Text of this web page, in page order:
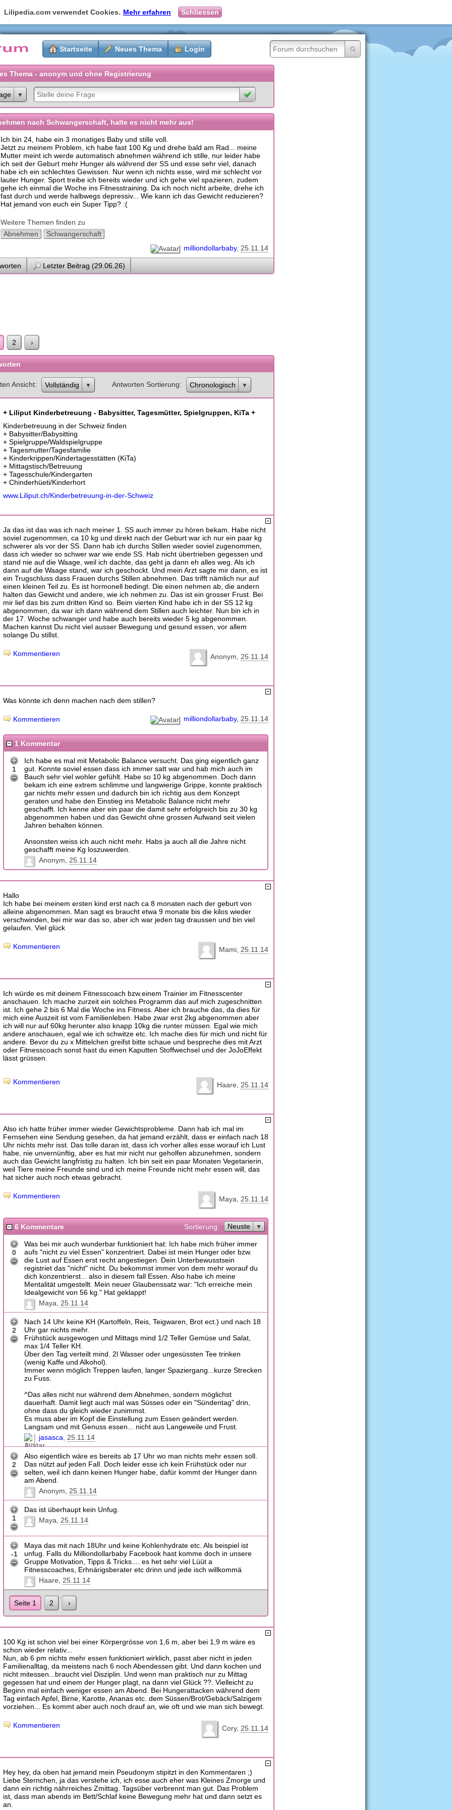
Lilipedia.com verwendet Cookies. Mehr erfahren Schliessen
Startseite Neues Thema Login
Thema - anonym und ohne Registrierung
nach Schwangerschaft, halte es nicht mehr aus!
Ich bin 24, habe ein 3 monatiges Baby und stille voll.
Jetzt zu meinem Problem, ich habe fast 100 Kg und drehe bald am Rad... meine
Mutter meint ich werde automatisch abnehmen während ich stille, nur leider habe
ich seit der Geburt mehr Hunger als während der SS und esse sehr viel, danach
habe ich ein schlechtes Gewissen. Nur wenn ich nichts esse, wird mir schlecht vor
lauter Hunger. Sport treibe ich bereits wieder und ich gehe viel spazieren, zudem
gehe ich einmal die Woche ins Fitnesstraining. Da ich noch nicht arbeite, drehe ich
fast durch und werde halbwegs depressiv... Wie kann ich das Gewicht reduzieren?
Hat jemand von euch ein Super Tipp? :(
Weitere Themen finden zu
Abnehmen
Schwangerschaft
milliondollarbaby 25.11.14
Letzter Beitrag (29.06.26)
2 ›
Ansicht Vollständig Antworten Sortierung Chronologisch
+ Liliput Kinderbetreuung - Babysitter, Tagesmütter, Spielgruppen, KiTa +
Kinderbetreuung in der Schweiz finden
+ Babysitter/Babysitting
+ Spielgruppe/Waldspielgruppe
+ Tagesmutter/Tagesfamilie
+ Kinderkrippen/Kindertagesstätten (KiTa)
+ Mittagstisch/Betreuung
+ Tagesschule/Kindergarten
+ Chinderhüeti/Kinderhort
www.Liliput.ch/Kinderbetreuung-in-der-Schweiz
Ja das ist das was ich nach meiner 1. SS auch immer zu hören bekam. Habe nicht
soviel zugenommen, ca 10 kg und direkt nach der Geburt war ich nur ein paar kg
schwerer als vor der SS. Dann hab ich durchs Stillen wieder soviel zugenommen,
dass ich wieder so schwer war wie ende SS. Hab nicht übertrieben gegessen und
stand nie auf die Waage, weil ich dachte, das geht ja dann eh alles weg. Als ich
dann auf die Waage stand, war ich geschockt. Und mein Arzt sagte mir dann, es ist
ein Trugschluss dass Frauen durchs Stillen abnehmen. Das trifft nämlich nur auf
einen kleinen Teil zu. Es ist hormonell bedingt. Die einen nehmen ab, die andern
halten das Gewicht und andere, wie ich nehmen zu. Das ist ein grosser Frust. Bei
mir lief das bis zum dritten Kind so. Beim vierten Kind habe ich in der SS 12 kg
abgenommen, da war ich dann während dem Stillen auch leichter. Nun bin ich in
der 17. Woche schwanger und habe auch bereits wieder 5 kg abgenommen.
Machen kannst Du nicht viel ausser Bewegung und gesund essen, vor allem
solange Du stillst.
Anonym 25.11.14
Kommentieren
Was könnte ich denn machen nach dem stillen?
milliondollarbaby 25.11.14
Kommentieren
1 Kommentar
1
Ich habe es mal mit Metabolic Balance versucht. Das ging eigentlich ganz
gut. Konnte soviel essen dass ich immer satt war und hab mich auch im
Bauch sehr viel wohler gefühlt. Habe so 10 kg abgenommen. Doch dann
bekam ich eine extrem schlimme und langwierige Grippe, konnte praktisch
gar nichts mehr essen und dadurch bin ich richtig aus dem Konzept
geraten und habe den Einstieg ins Metabolic Balance nicht mehr
geschafft. Ich kenne aber ein paar die damit sehr erfolgreich bis zu 30 kg
abgenommen haben und das Gewicht ohne grossen Aufwand seit vielen
Jahren behalten können.
Ansonsten weiss ich auch nicht mehr. Habs ja auch all die Jahre nicht
geschafft meine Kg loszuwerden.
Anonym 25.11.14
Hallo
Ich habe bei meinem ersten kind erst nach ca 8 monaten nach der geburt von
alleine abgenommen. Man sagt es braucht etwa 9 monate bis die kilos wieder
verschwinden, bei mir war das so, aber ich war jeden tag draussen und bin viel
gelaufen. Viel glück
Mami 25.11.14
Kommentieren
Ich würde es mit deinem Fitnesscoach bzw.einem Trainier im Fitnesscenter
anschauen. Ich mache zurzeit ein solches Programm das auf mich zugeschnitten
ist. Ich gehe 2 bis 6 Mal die Woche ins Fitness. Aber ich brauche das, da dies für
mich eine Auszeit ist vom Familienleben. Habe zwar erst 2kg abgenommen aber
ich will nur auf 60kg herunter also knapp 10kg die runter müssen. Egal wie mich
andere anschauen, egal wie ich schwitze etc. Ich mache dies für mich und nicht für
andere. Bevor du zu x Mittelchen greifst bitte schaue und bespreche dies mit Arzt
oder Fitnesscoach sonst hast du einen Kaputten Stoffwechsel und der JoJoEffekt
lässt grüssen.
Haare 25.11.14
Kommentieren
Also ich hatte früher immer wieder Gewichtsprobleme. Dann hab ich mal im
Fernsehen eine Sendung gesehen, da hat jemand erzählt, dass er einfach nach 18
Uhr nichts mehr isst. Das tolle daran ist, dass ich vorher alles esse worauf ich Lust
habe, nie unvernünftig, aber es hat mir nicht nur geholfen abzunehmen, sondern
auch das Gewicht langfristig zu halten. Ich bin seit ein paar Monaten Vegetarierin,
weil Tiere meine Freunde sind und ich meine Freunde nicht mehr essen will, das
hat sicher auch noch etwas gebracht.
Maya 25.11.14
Kommentieren
6 Kommentare Sortierung: Neuste
0
Was bei mir auch wunderbar funktioniert hat: Ich habe mich früher immer
aufs "nicht zu viel Essen" konzentriert. Dabei ist mein Hunger oder bzw.
die Lust auf Essen erst recht angestiegen. Dein Unterbewusstsein
registriet das "nicht" nicht. Du bekommst immer von dem mehr worauf du
dich konzentrierst... also in diesem fall Essen. Also habe ich meine
Mentalität umgestellt. Mein neuer Glaubenssatz war: "Ich erreiche mein
Idealgewicht von 56 kg." Hat geklappt!
Maya 25.11.14
2
Nach 14 Uhr keine KH (Kartoffeln, Reis, Teigwaren, Brot ect.) und nach 18
Uhr gar nichts mehr.
Frühstück ausgewogen und Mittags mind 1/2 Teller Gemüse und Salat,
max 1/4 Teller KH.
Über den Tag verteilt mind. 2l Wasser oder ungesüssten Tee trinken
(wenig Kaffe und Alkohol).
Immer wenn möglich Treppen laufen, langer Spaziergang...kurze Strecken
zu Fuss.
^Das alles nicht nur während dem Abnehmen, sondern möglichst
dauerhaft. Damit liegt auch mal was Süsses oder ein "Sündentag" drin,
ohne dass du gleich wieder zunimmst.
Es muss aber im Kopf die Einstellung zum Essen geändert werden.
Langsam und mit Genuss essen... nicht aus Langeweile und Frust.
jasasca 25.11.14
2
Also eigentlich wäre es bereits ab 17 Uhr wo man nichts mehr essen soll.
Das nützt auf jeden Fall. Doch leider esse ich kein Frühstück oder nur
selten, weil ich dann keinen Hunger habe, dafür kommt der Hunger dann
am Abend.
Anonym 25.11.14
1
Das ist überhaupt kein Unfug.
Maya 25.11.14
-1
Maya das mit nach 18Uhr und keine Kohlenhydrate etc. Als beispiel ist
unfug. Falls du Milliondollarbaby Facebook hast komme doch in unsere
Gruppe Motivation, Tipps & Tricks.... es het sehr viel Lüüt a
Fitnesscoaches, Erhnärigsberater etc drinn und jede isch willkommä
Haare 25.11.14
Seite 1 2 ›
100 Kg ist schon viel bei einer Körpergrösse von 1,6 m, aber bei 1,9 m wäre es
schon wieder relativ...
Nun, ab 6 pm nichts mehr essen funktioniert wirklich, passt aber nicht in jeden
Familienalltag, da meistens nach 6 noch Abendessen gibt. Und dann kochen und
nicht mitessen...braucht viel Disziplin. Und wenn man praktisch nur zu Mittag
gegessen hat und einem der Hunger plagt, na dann viel Glück ??. Vielleicht zu
Beginn mal einfach weniger essen am Abend. Bei Hungerattacken während dem
Tag einfach Apfel, Birne, Karotte, Ananas etc. dem Süssen/Brot/Gebäck/Salzigem
vorziehen... Es kommt aber auch noch drauf an, wie oft und wie man sich bewegt.
Cory 25.11.14
Kommentieren
Hey hey, da oben hat jemand mein Pseudonym stipitzt in den Kommentaren ;)
Liebe Sternchen, ja das verstehe ich, ich esse auch eher was Kleines Zmorge und
dann ein richtig nährreiches Zmittag. Tagsüber verbrennt man gut. Das Problem
ist, dass man abends im Bett/Schlaf keine Bewegung mehr hat und dann setzt es
an.